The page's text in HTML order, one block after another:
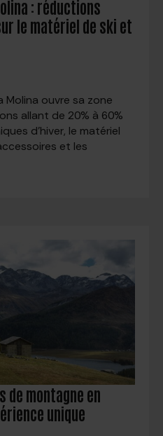
: réductions
le matériel de ski et
Molina ouvre sa zone
allant de 20% à 60%
d'hiver, le matériel
et les
de montagne en
unique